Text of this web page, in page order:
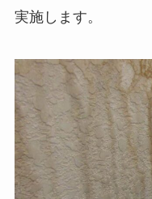
実施します。